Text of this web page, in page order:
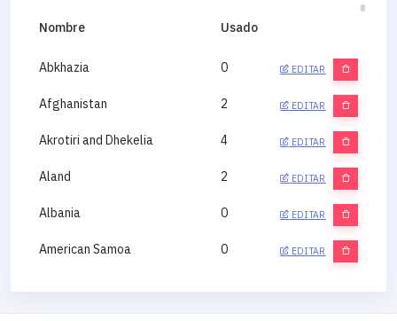
Nombre Usado
Abkhazia 0 EDITAR
Afghanistan 2 EDITAR
Akrotiri and Dhekelia 4 EDITAR
Aland 2 EDITAR
Albania 0 EDITAR
American Samoa 0 EDITAR